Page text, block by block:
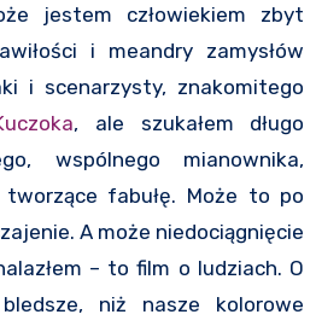
jestem człowiekiem zbyt
i meandry zamysłów
i scenarzysty, znakomitego
, ale szukałem długo
wspólnego mianownika,
fabułę. Może to po
A może niedociągnięcie
– to film o ludziach. O
niż nasze kolorowe